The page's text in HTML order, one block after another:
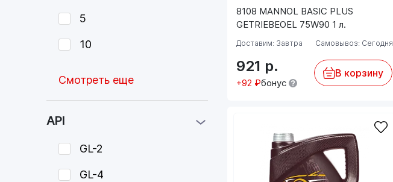
5
10
Смотреть еще
API
GL-2
GL-4
8108 MANNOL BASIC PLUS
GETRIEBEOEL 75W90 1 л.
Доставим: Завтра Самовывоз: Сегодня
921 р.
+92 ₽бонус
В корзину